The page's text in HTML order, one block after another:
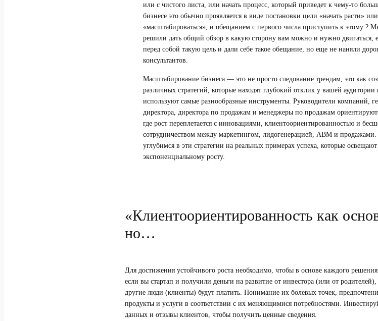
или с чистого листа, или начать процесс, который приведет к чему-то
бизнесе это обычно проявляется в виде постановки цели «начать расти» или
«масштабироваться», и обещанием с первого числа приступить к этому ?
решили дать общий обзор в какую сторону вам можно и нужно двигаться,
перед собой такую цель и дали себе такое обещание, но еще не наняли
консультантов.
Масштабирование бизнеса — это не просто следование трендам, это как
различных стратегий, которые находят глубокий отклик у вашей
используют самые разнообразные инструменты. Руководители компаний,
директора, директора по продажам и менеджеры по продажам
где рост переплетается с инновациями, клиентоориентированностью и
сотрудничеством между маркетингом, лидогенерацией, ABM и продажами.
углубимся в эти стратегии на реальных примерах успеха, которые
экспоненциальному росту.
«Клиентоориентированность как
но…
Для достижения устойчивого роста необходимо, чтобы в основе каждого
если вы стартап и получили деньги на развитие от инвестора (или от
другие люди (клиенты) будут платить. Понимание их болевых точек,
продукты и услуги в соответствии с их меняющимися потребностями.
данных и отзывы клиентов, чтобы получить ценные сведения.